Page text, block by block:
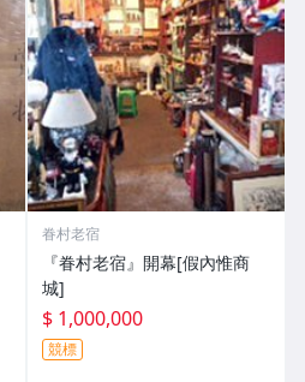
眷村老宿
『眷村老宿』開幕[假內惟商
城]
$ 1,000,000
競標